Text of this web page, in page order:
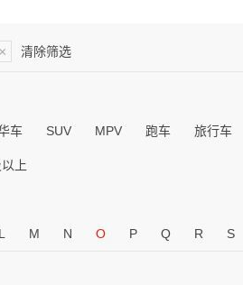
× 清除筛选
车 SUV MPV 跑车 旅行车
上
L M N O P Q R S